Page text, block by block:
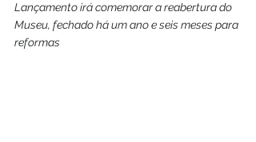
Lançamento irá comemorar a reabertura do
Museu, fechado há um ano e seis meses para
reformas